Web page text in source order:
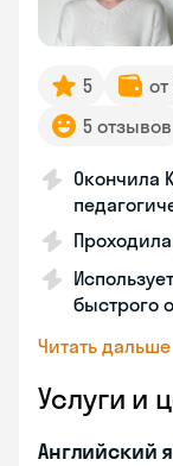
5
5 отзывов
Окончила
быстрого
Читать дальше
Услуги и
Английский